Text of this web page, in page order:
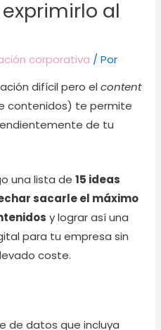
al
corporativa / Por
difícil pero elcontent
contenidos) te permite
de tu
una lista de15 ideas
sacarle el máximo
y lograr así una
para tu empresa sin
coste.
de datos que incluya